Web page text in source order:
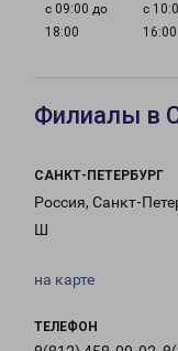
с 09:00 до
18:00
с
16:00
Филиалы в
САНКТ-ПЕТЕРБУРГ
Россия, Санкт-
Ш
на карте
ТЕЛЕФОН